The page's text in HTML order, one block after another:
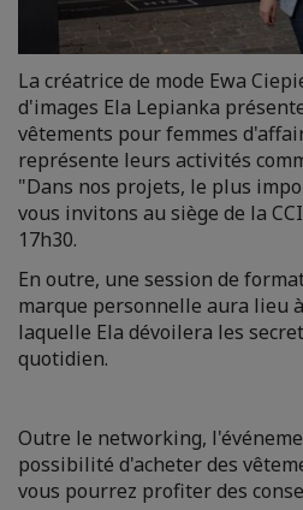
La créatrice de mode Ewa
d'images Ela Lepianka
vêtements pour femmes
représente leurs activités
"Dans nos projets, le plus
vous invitons au siège de la
17h30.
En outre, une session de
marque personnelle aura lieu
laquelle Ela dévoilera les
quotidien.
Outre le networking,
possibilité d'acheter des
vous pourrez profiter des